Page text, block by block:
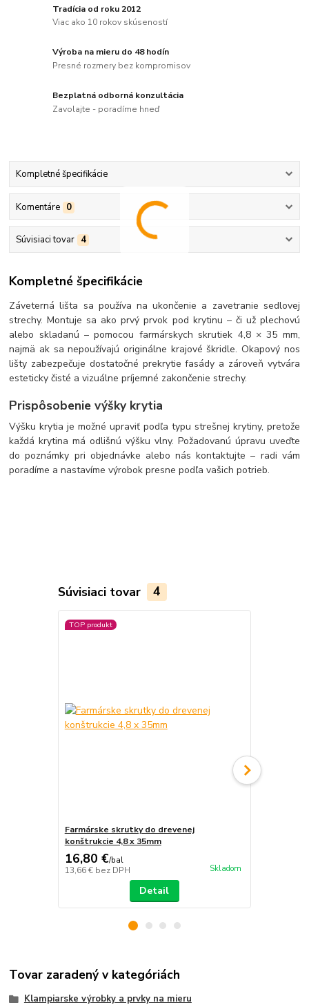
Tradícia od roku 2012
Viac ako 10 rokov skúseností
Výroba na mieru do 48 hodín
Presné rozmery bez kompromisov
Bezplatná odborná konzultácia
Zavolajte - poradíme hneď
Kompletné špecifikácie
Komentáre 0
Súvisiaci tovar 4
Kompletné špecifikácie
Záveterná lišta sa používa na ukončenie a zavetranie sedlovej
strechy. Montuje sa ako prvý prvok pod krytinu – či už plechovú
alebo skladanú – pomocou farmárskych skrutiek 4,8 × 35 mm,
najmä ak sa nepoužívajú originálne krajové škridle. Okapový nos
lišty zabezpečuje dostatočné prekrytie fasády a zároveň vytvára
esteticky čisté a vizuálne príjemné zakončenie strechy.
Prispôsobenie výšky krytia
Výšku krytia je možné upraviť podľa typu strešnej krytiny, pretože
každá krytina má odlišnú výšku vlny. Požadovanú úpravu uveďte
do poznámky pri objednávke alebo nás kontaktujte – radi vám
poradíme a nastavíme výrobok presne podľa vašich potrieb.
Súvisiaci tovar 4
TOP produkt
Farmárske skrutky do drevenej
konštrukcie 4,8 x 35mm
16,80 €/bal
13,66 € bez DPH Skladom
Detail
Tovar zaradený v kategóriách
Klampiarske výrobky a prvky na mieru